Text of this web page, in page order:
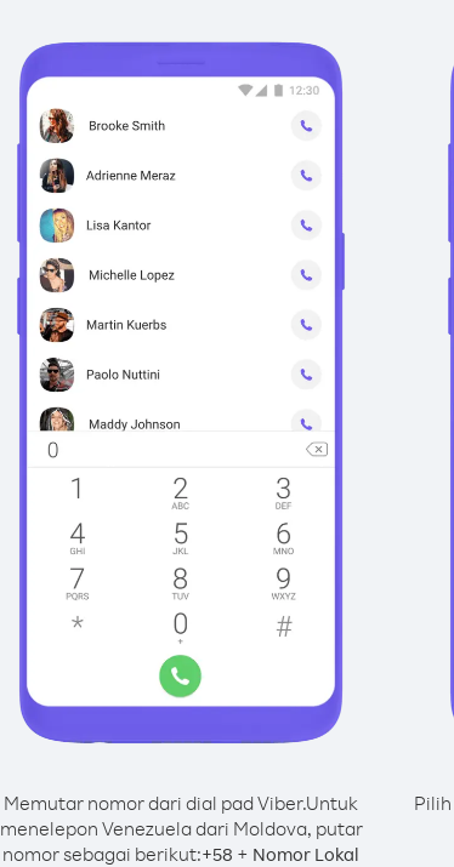
Memutar nomor dari dial pad Viber.Untuk
menelepon Venezuela dari Moldova, putar
nomor sebagai berikut:+58 + Nomor Lokal